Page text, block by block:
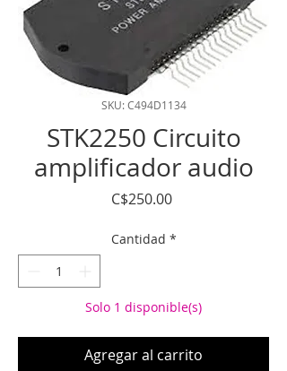
SKU: C494D1134
STK2250 Circuito
amplificador audio
C$250.00Precio
Cantidad *
Solo 1 disponible(s)
Agregar al carrito